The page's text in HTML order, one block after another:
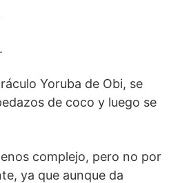
Yoruba de Obi, se
de coco y luego se
complejo, pero no por
ya que aunque da